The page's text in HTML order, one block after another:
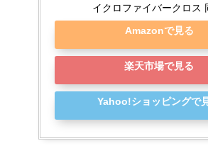
イクロファイバークロス
Amazonで見る
楽天市場で見る
Yahoo!ショッピングで